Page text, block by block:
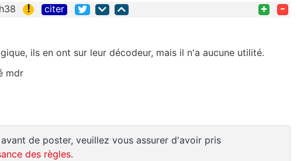
! citer + -
ils en ont sur leur décodeur, mais il n'a aucune utilité.
mdr
avant de poster, veuillez vous assurer d'avoir pris
des règles.